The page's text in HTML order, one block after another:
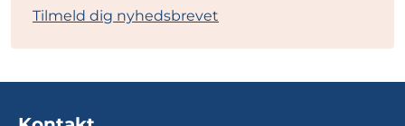
Tilmeld dig nyhedsbrevet